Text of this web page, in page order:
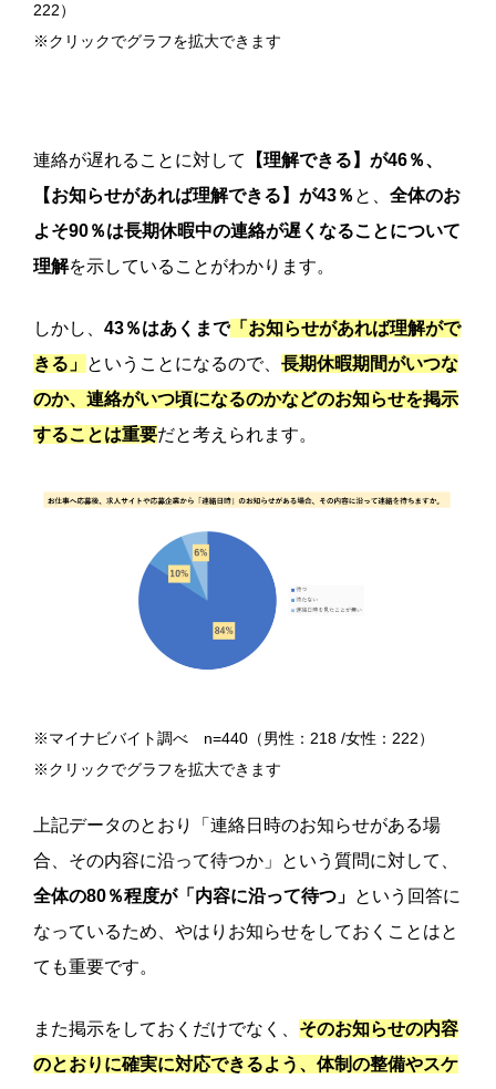
222）
※クリックでグラフを拡大できます
連絡が遅れることに対して
【理解できる】が46％、
【お知らせがあれば理解できる】が43％ と、 全体のお
よそ90％は長期休暇中の連絡が遅くなることについて
理解を示していることがわかります。
しかし、 43％はあくまで 「お知らせがあれば理解がで
きる」 ということになるので、 長期休暇期間がいつな
のか、連絡がいつ頃になるのかなどのお知らせを掲示
することは重要だと考えられます。
※マイナビバイト調べ n=440（男性：218 /女性：222）
※クリックでグラフを拡大できます
上記データのとおり「連絡日時のお知らせがある場
合、その内容に沿って待つか」という質問に対して、
全体の80％程度が「内容に沿って待つ」 という回答に
なっているため、やはりお知らせをしておくことはと
ても重要です。
また掲示をしておくだけでなく、 そのお知らせの内容
のとおりに確実に対応できるよう、体制の整備やスケ